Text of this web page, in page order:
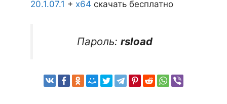
20.1.07.1 + x64 скачать бесплатно
Пароль: rsload